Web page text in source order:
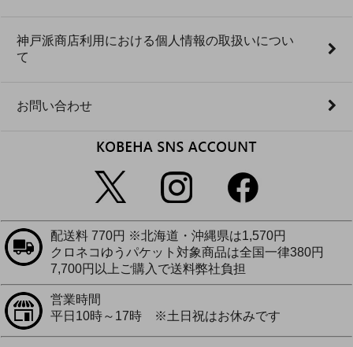
神戸派商店利用における個人情報の取扱いについ
て
お問い合わせ
配送料 770円 ※北海道・沖縄県は1,570円
クロネコゆうパケット対象商品は全国一律380円
7,700円以上ご購入で送料弊社負担
営業時間
平日10時～17時 ※土日祝はお休みです